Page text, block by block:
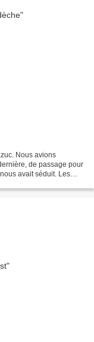
Nous avions
de passage pour
avait séduit. Les